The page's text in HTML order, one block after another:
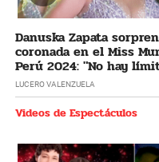
Danuska Zapata
coronada en el Miss
Perú 2024: "No hay
cumplir los sueños"
LUCERO VALENZUELA
Videos de Espectáculos